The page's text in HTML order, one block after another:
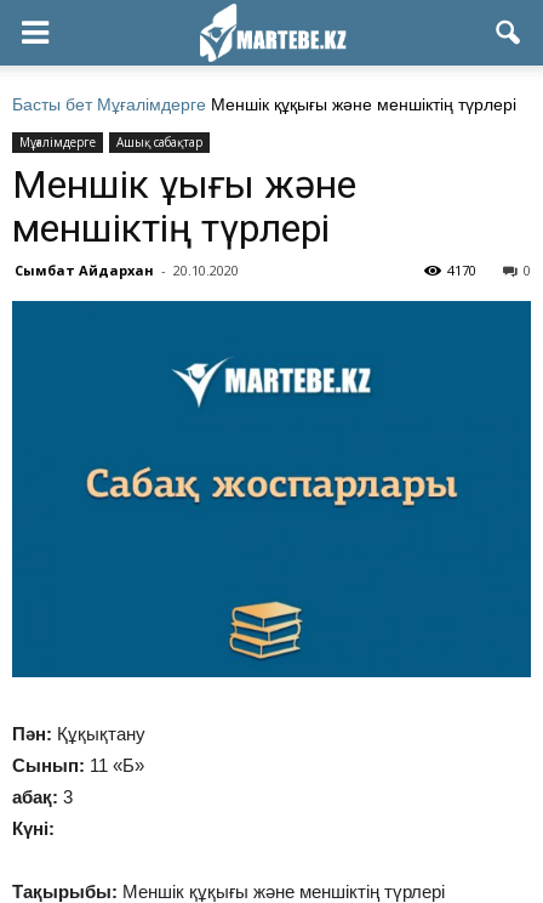
Басты бет Мұғалімдерге Меншік құқығы және меншіктің түрлері
Мұғалімдерге Ашық сабақтар
Меншік құқығы және
меншіктің түрлері
Сымбат Айдархан - 20.10.2020 0
4170
Пән: Құқықтану
Сынып: 11 «Б»
абақ: 3
Күні:
Тақырыбы: Меншік құқығы және меншіктің түрлері